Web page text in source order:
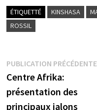
ÉTIQUETTÉ KINSHASA
ROSSIL
Navigation
de
l’article
PUBLICATION PRÉCÉDENTE
Centre Afrika:
présentation des
principaux jalons